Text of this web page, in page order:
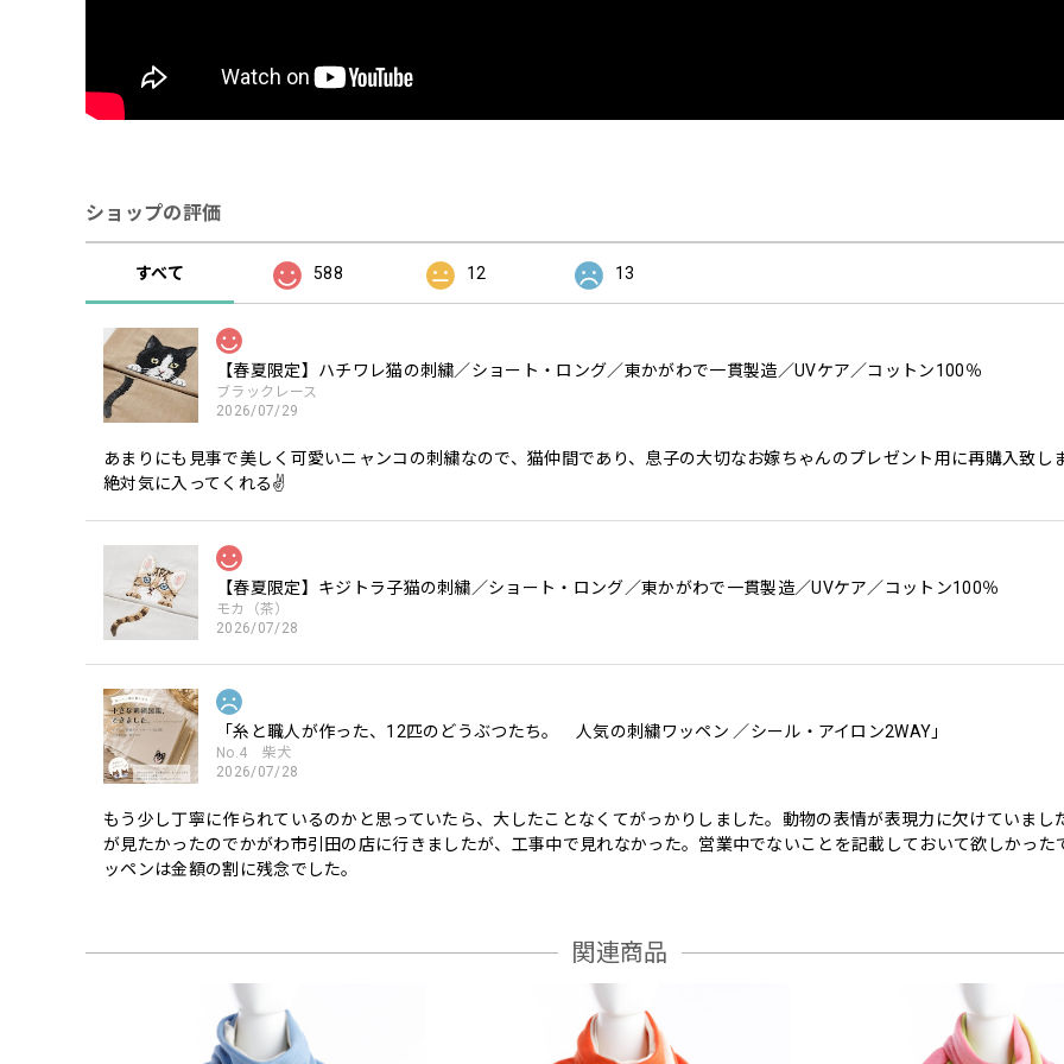
ショップの評価
すべて 588 12 13
【春夏限定】ハチワレ猫の刺繍／ショート・ロング／東かがわで一貫製造／UVケア／コットン100％
ブラックレース
2026/07/29
あまりにも見事で美しく可愛いニャンコの刺繍なので、猫仲間であり、息子の大切なお嫁ちゃんのプレゼント用に再購入致し
絶対気に入ってくれる✌️
【春夏限定】キジトラ子猫の刺繍／ショート・ロング／東かがわで一貫製造／UVケア／コットン100％
モカ（茶）
2026/07/28
「糸と職人が作った、12匹のどうぶつたち。 人気の刺繍ワッペン ／シール・アイロン2WAY」
No.4 柴犬
2026/07/28
もう少し丁寧に作られているのかと思っていたら、大したことなくてがっかりしました。動物の表情が表現力に欠けていまし
が見たかったのでかがわ市引田の店に行きましたが、工事中で見れなかった。営業中でないことを記載しておいて欲しかった
ッペンは金額の割に残念でした。
No.10 トイプードル白
2026/07/27
関連商品